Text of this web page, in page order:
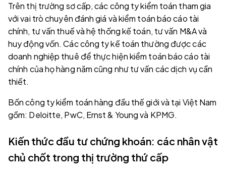
Trên thị trường sơ cấp, các công ty kiểm toán tham gia
với vai trò chuyên đánh giá và kiểm toán báo cáo tài
chính, tư vấn thuế và hệ thống kế toán, tư vấn M&A và
huy động vốn. Các công ty kế toán thường được các
doanh nghiệp thuê để thực hiện kiểm toán báo cáo tài
chính của họ hàng năm cũng như tư vấn các dịch vụ cần
thiết.
Bốn công ty kiểm toán hàng đầu thế giới và tại Việt Nam
gồm: Deloitte, PwC, Ernst & Young và KPMG.
Kiến thức đầu tư chứng khoán: các nhân vật
chủ chốt trong thị trường thứ cấp